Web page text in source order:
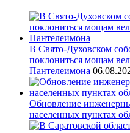
В Свято-Духовском
поклониться мощам
Пантелеимона
Обновление
населенных пунктах